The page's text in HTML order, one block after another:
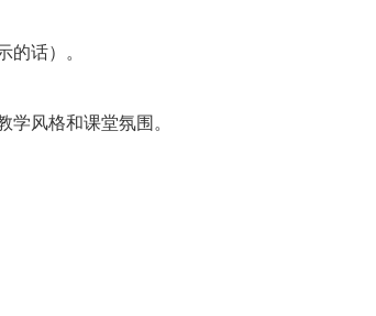
的话）。
风格和课堂氛围。